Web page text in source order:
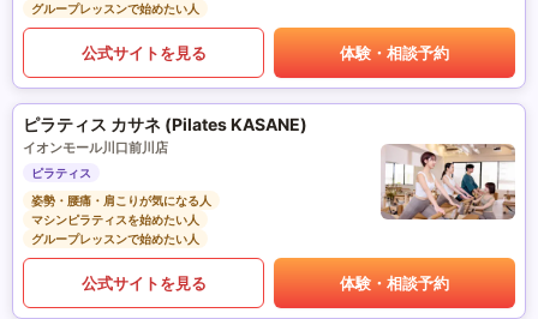
グループレッスンで始めたい人
公式サイトを見る 体験・相談予約
ピラティス カサネ (Pilates KASANE)
イオンモール川口前川店
ピラティス
姿勢・腰痛・肩こりが気になる人
マシンピラティスを始めたい人
グループレッスンで始めたい人
公式サイトを見る 体験・相談予約